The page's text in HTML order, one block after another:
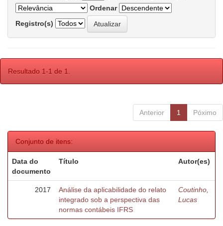
Ordenar
Registro(s)
Resultado 1-1 de 1.
Anterior 1 Póximo
Conjunto de itens:
Data do
documento
Título Autor(es)
2017
Análise da aplicabilidade do relato
integrado sob a perspectiva das
normas contábeis IFRS
Coutinho,
Lucas